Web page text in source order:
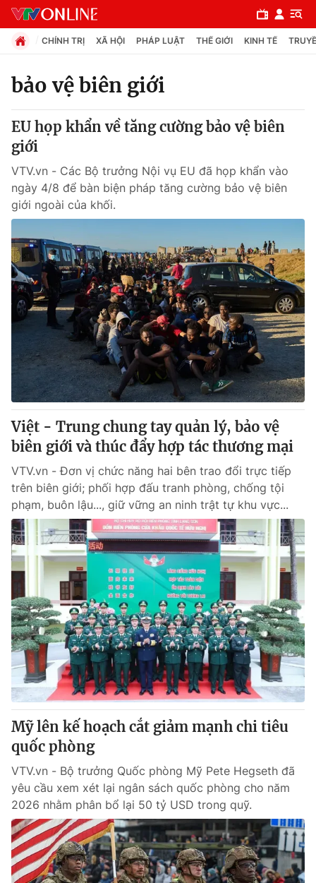
Chuyên mục
Chính trị
Xã hội
Pháp luật
Y tế
Thế giới
Tin tức
Thế giới đó đây
Câu chuyện quốc tế
Tài chính
Thị trường
Góc doanh nghiệp
Dữ liệu và đời sống
Truyền hình
Phim VTV
Hậu trường
Nhân vật
Khán giả
Giải sao mai
Giải trí
Điện ảnh
Âm nhạc
Sao
Đời sống
Du lịch
Làm đẹp
Chất lượng cuộc sống
Giáo dục
Tuyển sinh
Học trực tuyến
Công nghệ
Hitech Công nghệ tương lai
Sản phẩm
Thị trường
Tư vấn
Giao lưu trực tuyến
Lịch phát sóng
Chuyên mục khác
Emagazine
Photo Infographic
Video Shorts video
VTV Money VTV Thể thao
CHÍNH TRỊ XÃ HỘI PHÁP LUẬT THẾ GIỚI KINH TẾ
bảo vệ biên giới
EU họp khẩn về tăng cường bảo vệ biên
giới
VTV.vn - Các Bộ trưởng Nội vụ EU đã họp khẩn vào
ngày 4/8 để bàn biện pháp tăng cường bảo vệ biên
giới ngoài của khối.
Việt - Trung chung tay quản lý, bảo vệ
biên giới và thúc đẩy hợp tác thương mại
VTV.vn - Đơn vị chức năng hai bên trao đổi trực tiếp
trên biên giới; phối hợp đấu tranh phòng, chống tội
phạm, buôn lậu..., giữ vững an ninh trật tự khu vực...
Mỹ lên kế hoạch cắt giảm mạnh chi tiêu
quốc phòng
VTV.vn - Bộ trưởng Quốc phòng Mỹ Pete Hegseth đã
yêu cầu xem xét lại ngân sách quốc phòng cho năm
2026 nhằm phân bổ lại 50 tỷ USD trong quỹ.